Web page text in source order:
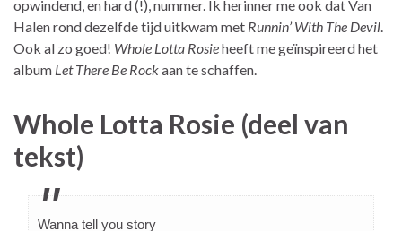
opwindend, en hard (!), nummer. Ik herinner me ook dat Van
Halen rond dezelfde tijd uitkwam met Runnin’ With The Devil.
Ook al zo goed! Whole Lotta Rosieheeft me geïnspireerd het
album Let There Be Rockaan te schaffen.
Whole Lotta Rosie (deel van
tekst)
Wanna tell you story